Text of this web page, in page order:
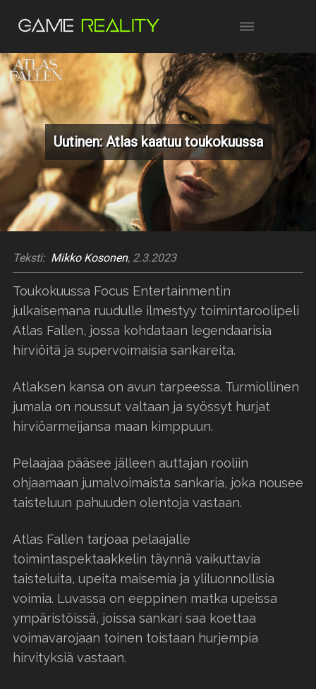
Uutinen: Atlas kaatuu toukokuussa
Teksti: Mikko Kosonen, 2.3.2023
Toukokuussa Focus Entertainmentin
julkaisemana ruudulle ilmestyy toimintaroolipeli
Atlas Fallen, jossa kohdataan legendaarisia
hirviöitä ja supervoimaisia sankareita.
Atlaksen kansa on avun tarpeessa. Turmiollinen
jumala on noussut valtaan ja syössyt hurjat
hirviöarmeijansa maan kimppuun.
Pelaajaa pääsee jälleen auttajan rooliin
ohjaamaan jumalvoimaista sankaria, joka nousee
taisteluun pahuuden olentoja vastaan.
Atlas Fallen tarjoaa pelaajalle
toimintaspektaakkelin täynnä vaikuttavia
taisteluita, upeita maisemia ja yliluonnollisia
voimia. Luvassa on eeppinen matka upeissa
ympäristöissä, joissa sankari saa koettaa
voimavarojaan toinen toistaan hurjempia
hirvityksiä vastaan.